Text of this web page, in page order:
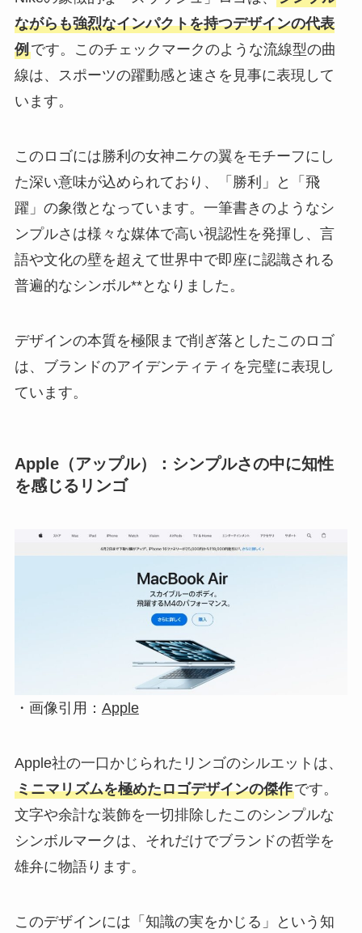
ながらも強烈なインパクトを持つデザインの代表
例です。このチェックマークのような流線型の曲
線は、スポーツの躍動感と速さを見事に表現して
います。
このロゴには勝利の女神ニケの翼をモチーフにし
た深い意味が込められており、「勝利」と「飛
躍」の象徴となっています。一筆書きのようなシ
ンプルさは様々な媒体で高い視認性を発揮し、言
語や文化の壁を超えて世界中で即座に認識される
普遍的なシンボル**となりました。
デザインの本質を極限まで削ぎ落としたこのロゴ
は、ブランドのアイデンティティを完璧に表現し
ています。
Apple（アップル）：シンプルさの中に知性
を感じるリンゴ
・画像引用： Apple
Apple社の一口かじられたリンゴのシルエットは、
ミニマリズムを極めたロゴデザインの傑作です。
文字や余計な装飾を一切排除したこのシンプルな
シンボルマークは、それだけでブランドの哲学を
雄弁に物語ります。
このデザインには「知識の実をかじる」という知